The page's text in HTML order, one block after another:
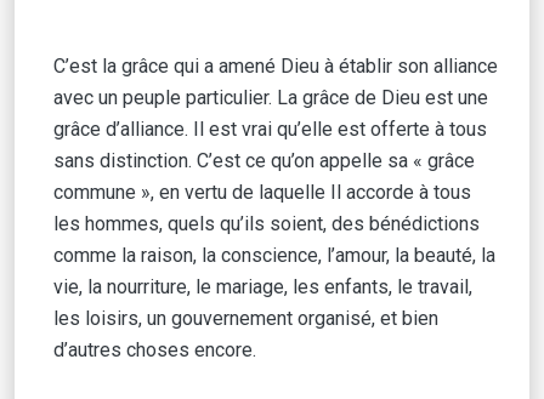
C’est la grâce qui a amené Dieu à établir son alliance
avec un peuple particulier. La grâce de Dieu est une
grâce d’alliance. Il est vrai qu’elle est offerte à tous
sans distinction. C’est ce qu’on appelle sa « grâce
commune », en vertu de laquelle Il accorde à tous
les hommes, quels qu’ils soient, des bénédictions
comme la raison, la conscience, l’amour, la beauté, la
vie, la nourriture, le mariage, les enfants, le travail,
les loisirs, un gouvernement organisé, et bien
d’autres choses encore.